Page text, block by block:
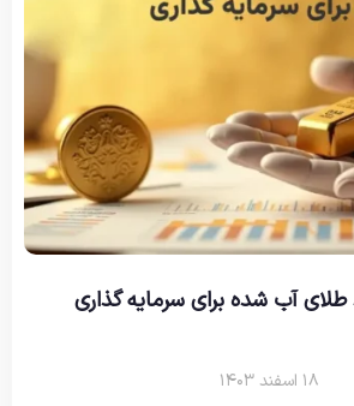
طلای آب شده برای سرمایه گذاری
۱۸ اسفند ۱۴۰۳